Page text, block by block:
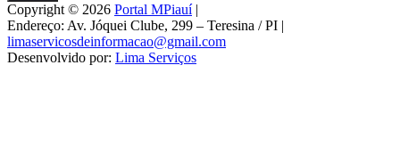
Copyright © 2026 Portal MPiauí|
Endereço: Av. Jóquei Clube, 299 – Teresina / PI |
limaservicosdeinformacao@gmail.com
Desenvolvido por: Lima Serviços